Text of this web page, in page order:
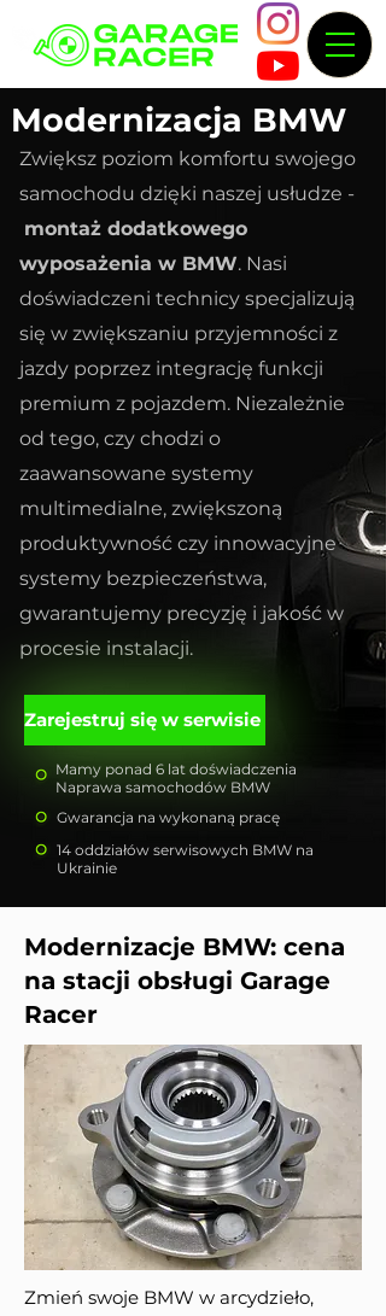
Modernizacja BMW
Zwiększ poziom komfortu swojego
samochodu dzięki naszej usłudze -
montaż dodatkowego
wyposażenia w BMW. Nasi
doświadczeni technicy specjalizują
się w zwiększaniu przyjemności z
jazdy poprzez integrację funkcji
premium z pojazdem. Niezależnie
od tego, czy chodzi o
zaawansowane systemy
multimedialne, zwiększoną
produktywność czy innowacyjne
systemy bezpieczeństwa,
gwarantujemy precyzję i jakość w
procesie instalacji.
Zarejestruj się w serwisie
Mamy ponad 6 lat doświadczenia
Naprawa samochodów BMW
Gwarancja na wykonaną pracę
14 oddziałów serwisowych BMW na
Ukrainie
Modernizacje BMW: cena
na stacji obsługi Garage
Racer
Zmień swoje BMW w arcydzieło,